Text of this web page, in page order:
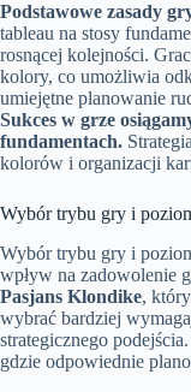
Podstawowe zasady
tableau na stosy
rosnącej kolejności.
kolory, co umożliwia
umiejętne planowanie
Sukces w grze
fundamentach.
kolorów i organizacji
Wybór trybu gry i
Wybór trybu gry i
wpływ na zadowolenie
Pasjans Klondike,
wybrać bardziej
strategicznego
gdzie odpowiednie